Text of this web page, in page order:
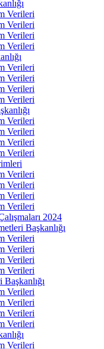
Verileri
Verileri
Verileri
Verileri
Verileri
Verileri
Verileri
Verileri
Verileri
Verileri
Verileri
Verileri
Verileri
Verileri
Verileri
Verileri
2024
Başkanlığı
Verileri
Verileri
Verileri
Verileri
Verileri
Verileri
Verileri
Verileri
Verileri